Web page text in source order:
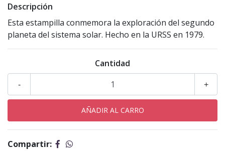
Descripción
Esta estampilla conmemora la exploración del segundo
planeta del sistema solar. Hecho en la URSS en 1979.
Cantidad
+
-
Compartir: